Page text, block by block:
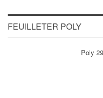
FEUILLETER POLY
Poly